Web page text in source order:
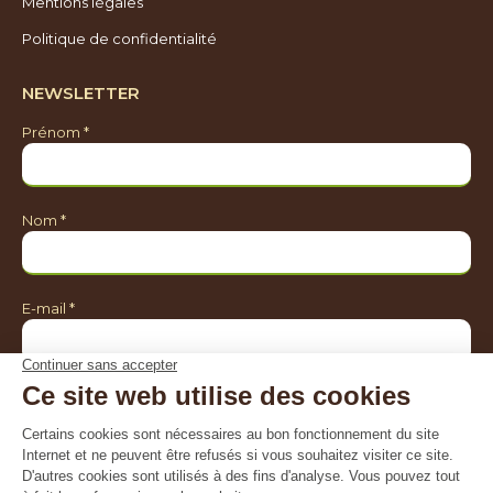
Politique de confidentialité
NEWSLETTER
Prénom *
Nom *
E-mail *
Je souhaite être informé sur *
Le programme agroenvironnemental
Le réseau Natura 2000